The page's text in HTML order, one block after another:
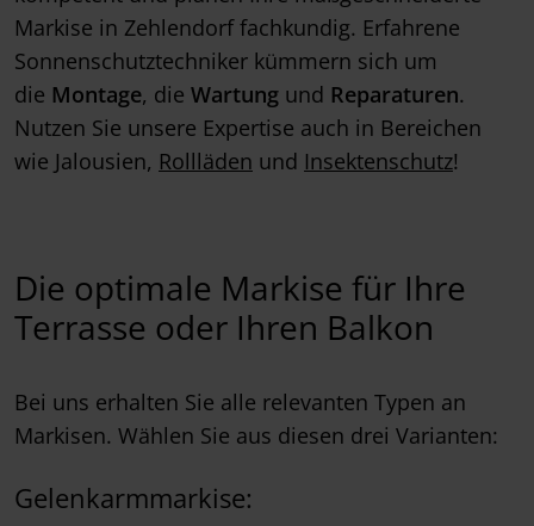
Markise in Zehlendorf fachkundig. Erfahrene
Sonnenschutztechniker kümmern sich um
die Montage, die Wartung und Reparaturen.
Nutzen Sie unsere Expertise auch in Bereichen
wie Jalousien, Rollläden und Insektenschutz!
Die optimale Markise für Ihre
Terrasse oder Ihren Balkon
Bei uns erhalten Sie alle relevanten Typen an
Markisen. Wählen Sie aus diesen drei Varianten:
Gelenkarmmarkise: